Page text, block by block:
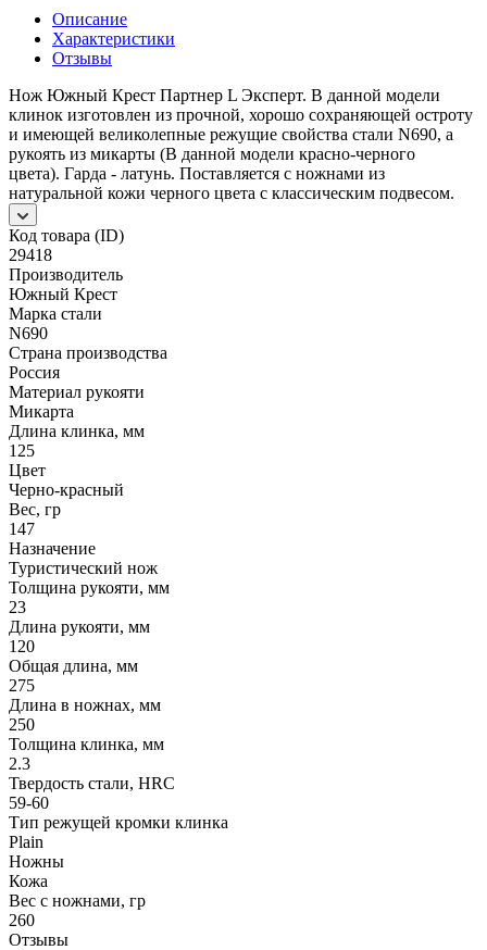
Описание
Характеристики
Отзывы
Нож Южный Крест Партнер L Эксперт. В данной модели
клинок изготовлен из прочной, хорошо сохраняющей остроту
и имеющей великолепные режущие свойства стали N690, а
рукоять из микарты (В данной модели красно-черного
цвета). Гарда - латунь. Поставляется с ножнами из
натуральной кожи черного цвета с классическим подвесом.
Код товара (ID)
29418
Производитель
Южный Крест
Марка стали
N690
Страна производства
Россия
Материал рукояти
Микарта
Длина клинка, мм
125
Цвет
Черно-красный
Вес, гр
147
Назначение
Туристический нож
Толщина рукояти, мм
23
Длина рукояти, мм
120
Общая длина, мм
275
Длина в ножнах, мм
250
Толщина клинка, мм
2.3
Твердость стали, HRC
59-60
Тип режущей кромки клинка
Plain
Ножны
Кожа
Вес с ножнами, гр
260
Отзывы